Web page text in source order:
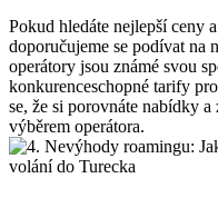
Pokud hledáte nejlepší ceny
doporučujeme se podívat na
operátory jsou známé svou
konkurenceschopné tarify
se, že si porovnáte nabídky
výběrem operátora.